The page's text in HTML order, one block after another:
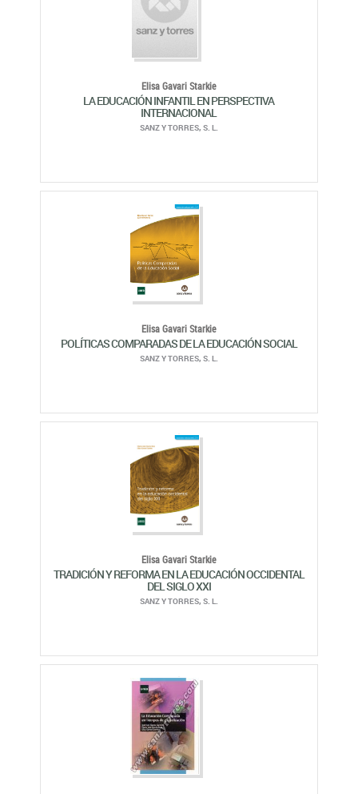
Elisa Gavari Starkie
LA EDUCACIÓN INFANTIL EN PERSPECTIVA
INTERNACIONAL
SANZ Y TORRES, S. L.
Elisa Gavari Starkie
POLÍTICAS COMPARADAS DE LA EDUCACIÓN SOCIAL
SANZ Y TORRES, S. L.
Elisa Gavari Starkie
TRADICIÓN Y REFORMA EN LA EDUCACIÓN OCCIDENTAL
DEL SIGLO XXI
SANZ Y TORRES, S. L.